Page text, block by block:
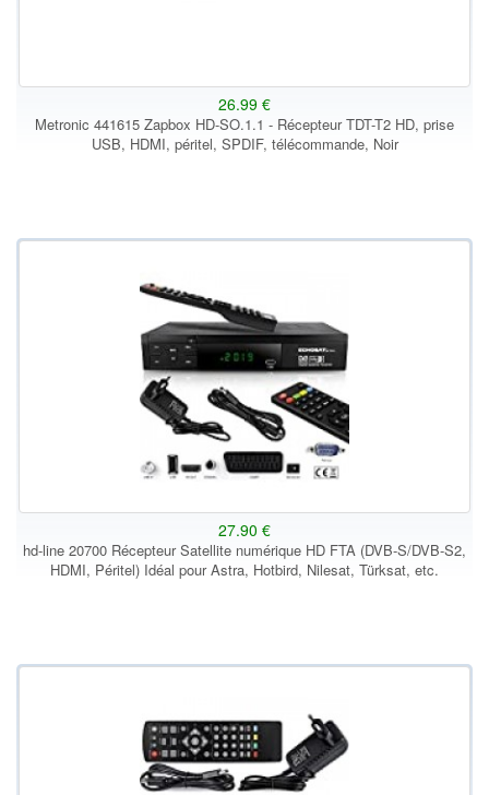
26.99 €
Metronic 441615 Zapbox HD-SO.1.1 - Récepteur TDT-T2 HD, prise
USB, HDMI, péritel, SPDIF, télécommande, Noir
27.90 €
hd-line 20700 Récepteur Satellite numérique HD FTA (DVB-S/DVB-S2,
HDMI, Péritel) Idéal pour Astra, Hotbird, Nilesat, Türksat, etc.